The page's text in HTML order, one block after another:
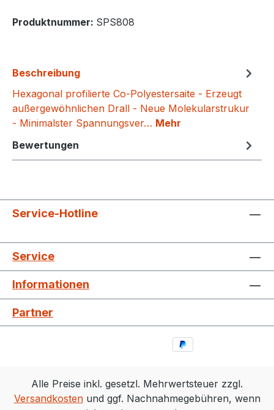
Produktnummer: SPS808
Beschreibung
Hexagonal profilierte Co-Polyestersaite - Erzeugt
außergewöhnlichen Drall - Neue Molekularstrukur
- Minimalster Spannungsver… Mehr
Bewertungen
Service-Hotline
Service
Informationen
Partner
Alle Preise inkl. gesetzl. Mehrwertsteuer zzgl.
Versandkostenund ggf. Nachnahmegebühren, wenn